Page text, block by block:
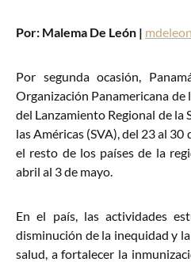
Por: Malema De León |
Por segunda ocasión,
Organización Panamericana de
del Lanzamiento Regional de la
las Américas (SVA), del 23 al
el resto de los países de la
abril al 3 de mayo.
En el país, las actividades
disminución de la inequidad y
salud, a fortalecer la